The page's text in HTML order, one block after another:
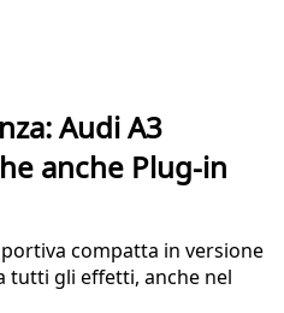
Audi A3
anche Plug-in
compatta in versione
tutti gli effetti, anche nel